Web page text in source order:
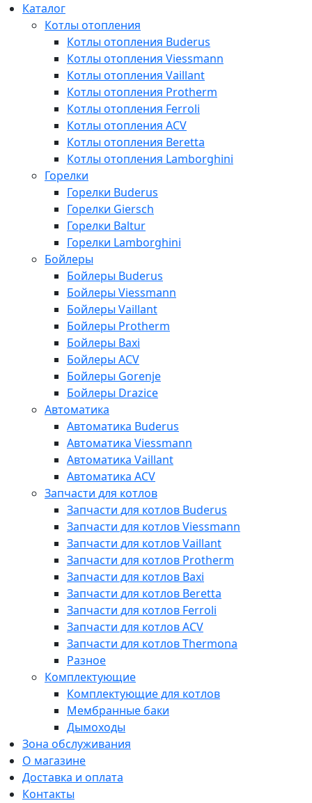
Каталог
Котлы отопления
Котлы отопления Buderus
Котлы отопления Viessmann
Котлы отопления Vaillant
Котлы отопления Protherm
Котлы отопления Ferroli
Котлы отопления ACV
Котлы отопления Beretta
Котлы отопления Lamborghini
Горелки
Горелки Buderus
Горелки Giersch
Горелки Baltur
Горелки Lamborghini
Бойлеры
Бойлеры Buderus
Бойлеры Viessmann
Бойлеры Vaillant
Бойлеры Protherm
Бойлеры Baxi
Бойлеры ACV
Бойлеры Gorenje
Бойлеры Drazice
Автоматика
Автоматика Buderus
Автоматика Viessmann
Автоматика Vaillant
Автоматика ACV
Запчасти для котлов
Запчасти для котлов Buderus
Запчасти для котлов Viessmann
Запчасти для котлов Vaillant
Запчасти для котлов Protherm
Запчасти для котлов Baxi
Запчасти для котлов Beretta
Запчасти для котлов Ferroli
Запчасти для котлов ACV
Запчасти для котлов Thermona
Разное
Комплектующие
Комплектующие для котлов
Мембранные баки
Дымоходы
Зона обслуживания
О магазине
Доставка и оплата
Контакты